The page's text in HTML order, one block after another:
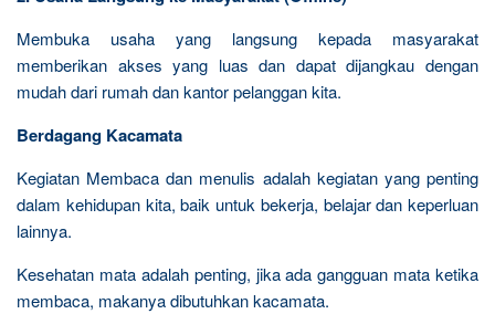
Membuka usaha yang langsung kepada masyarakat
memberikan akses yang luas dan dapat dijangkau dengan
mudah dari rumah dan kantor pelanggan kita.
Berdagang Kacamata
Kegiatan Membaca dan menulis adalah kegiatan yang penting
dalam kehidupan kita, baik untuk bekerja, belajar dan keperluan
lainnya.
Kesehatan mata adalah penting, jika ada gangguan mata ketika
membaca, makanya dibutuhkan kacamata.